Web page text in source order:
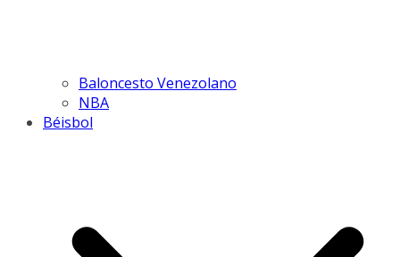
Baloncesto Venezolano
NBA
Béisbol